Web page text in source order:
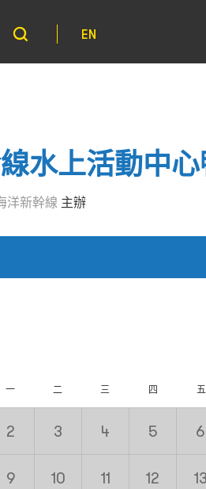
EN
水上活動中
洋新幹線 主辦
一 二 三 四 五
2 3 4 5 6
9 10 11 12 13